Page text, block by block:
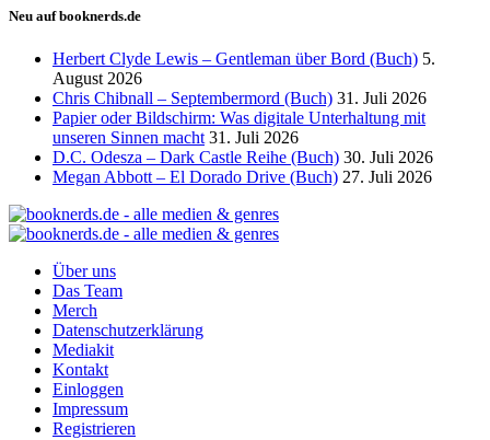
Neu auf booknerds.de
Herbert Clyde Lewis – Gentleman über Bord (Buch) 5.
August 2026
Chris Chibnall – Septembermord (Buch) 31. Juli 2026
Papier oder Bildschirm: Was digitale Unterhaltung mit
unseren Sinnen macht 31. Juli 2026
D.C. Odesza – Dark Castle Reihe (Buch) 30. Juli 2026
Megan Abbott – El Dorado Drive (Buch) 27. Juli 2026
Über uns
Das Team
Merch
Datenschutzerklärung
Mediakit
Kontakt
Einloggen
Impressum
Registrieren